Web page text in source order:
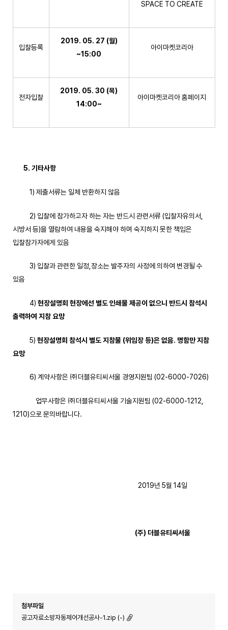
SPACE TO CREATE
입찰등록
2019. 05. 27 (월)
~15:00
아이마켓코리아
전자입찰
2019. 05. 30 (목)
14:00~
아이마켓코리아 홈페이지
5. 기타사항
1) 제출서류는 일체 반환하지 않음
2) 입찰에 참가하고자 하는 자는 반드시 관련서류 (입찰자유의서,
시방서 등)을 열람하여 내용을 숙지해야 하며 숙지하지 못한 책임은
입찰참가자에게 있음
3) 입찰과 관련한 일정,장소는 발주자의 사정에 의하여 변경될 수
있음
4) 현장설명회 현장에선 별도 인쇄물 제공이 없으니 반드시 참석시
출력하여 지참 요망
5) 현장설명회 참석시 별도 지참물 (위임장 등)은 없음. 명함만 지참
요망
6) 계약사항은 ㈜더블유티씨서울 경영지원팀 (02-6000-7026)
업무사항은 ㈜더블유티씨서울 기술지원팀 (02-6000-1212,
1210)으로 문의바랍니다.
2019년 5월 14일
(주) 더블유티씨서울
첨부파일
공고자료소방자동제어개선공사-1.zip (-)